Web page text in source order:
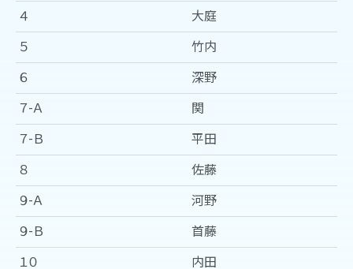
４ 大庭
５ 竹内
６ 深野
７-Ａ 関
７-Ｂ 平田
８ 佐藤
９-Ａ 河野
９-Ｂ 首藤
１０ 内田